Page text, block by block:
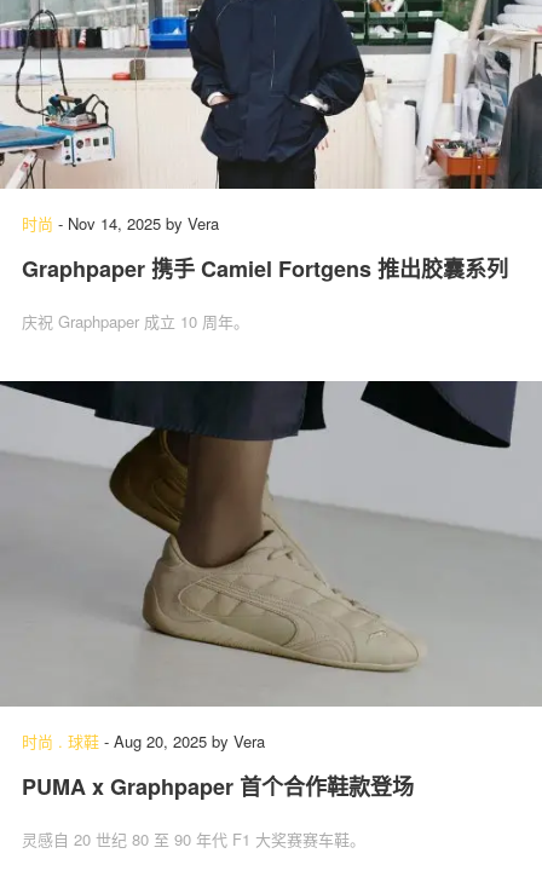
时尚 - Nov 14, 2025 by Vera
Graphpaper 携手 Camiel Fortgens 推出胶囊系列
庆祝 Graphpaper 成立 10 周年。
时尚 . 球鞋 - Aug 20, 2025 by Vera
PUMA x Graphpaper 首个合作鞋款登场
灵感自 20 世纪 80 至 90 年代 F1 大奖赛赛车鞋。